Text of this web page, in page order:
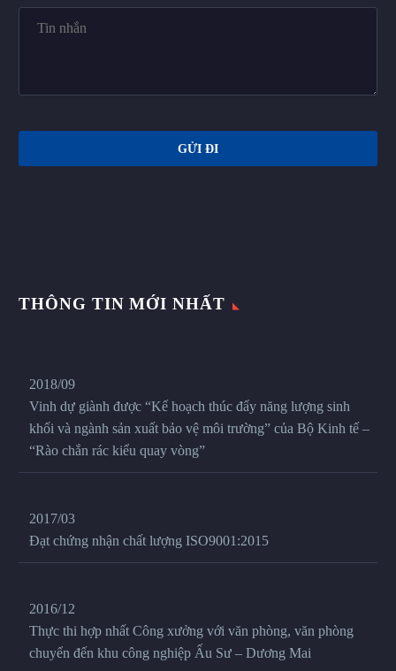
THÔNG TIN MỚI NHẤT
2018/09
Vinh dự giành được “Kế hoạch thúc đẩy năng lượng sinh
khối và ngành sản xuất bảo vệ môi trường” của Bộ Kinh tế –
“Rào chắn rác kiểu quay vòng”
2017/03
Đạt chứng nhận chất lượng ISO9001:2015
2016/12
Thực thi hợp nhất Công xưởng với văn phòng, văn phòng
chuyển đến khu công nghiệp Ấu Sư – Dương Mai